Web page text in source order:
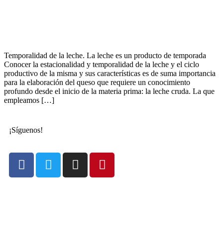
Temporalidad de la leche. La leche es un producto de temporada
Conocer la estacionalidad y temporalidad de la leche y el ciclo
productivo de la misma y sus características es de suma importancia
para la elaboración del queso que requiere un conocimiento
profundo desde el inicio de la materia prima: la leche cruda. La que
empleamos […]
¡Síguenos!